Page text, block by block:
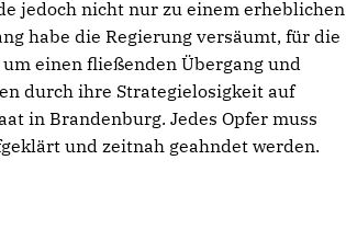
jedoch nicht nur zu einem erheblichen
habe die Regierung versäumt, für die
einen fließenden Übergang und
durch ihre Strategielosigkeit auf
in Brandenburg. Jedes Opfer muss
und zeitnah geahndet werden.